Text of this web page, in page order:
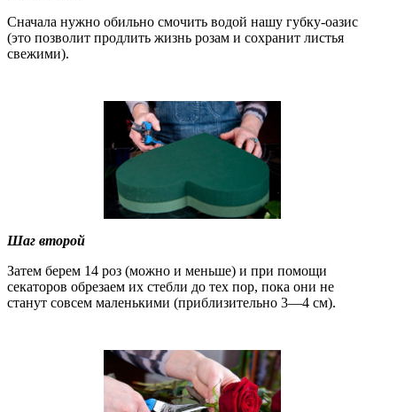
Сначала нужно обильно смочить водой нашу губку-оазис
(это позволит продлить жизнь розам и сохранит листья
свежими).
Шаг второй
Затем берем 14 роз (можно и меньше) и при помощи
секаторов обрезаем их стебли до тех пор, пока они не
станут совсем маленькими (приблизительно 3—4 см).